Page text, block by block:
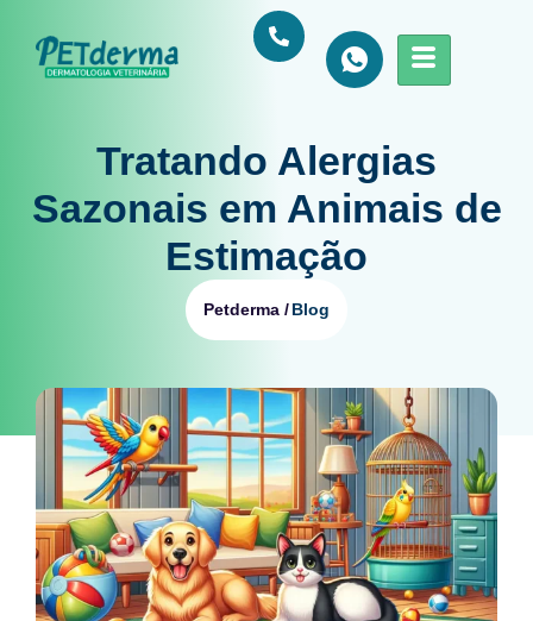
Tratando Alergias
Sazonais em Animais de
Estimação
Petderma /Blog